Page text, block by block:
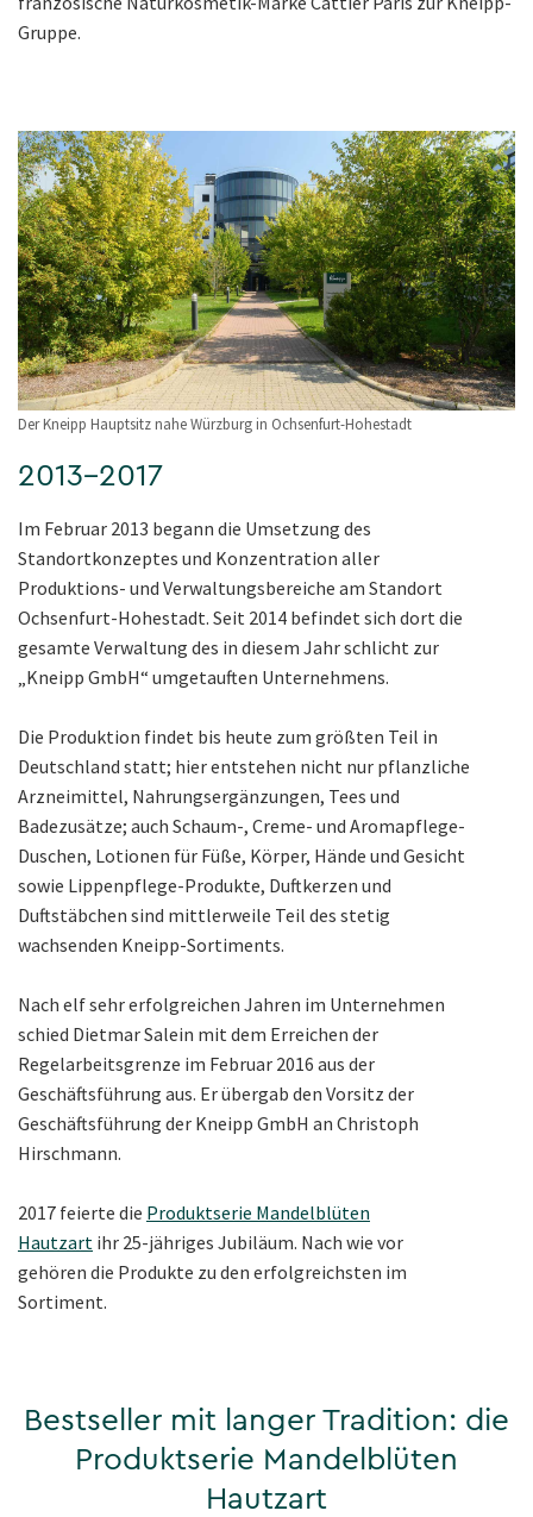
Gruppe.
Der Kneipp Hauptsitz nahe Würzburg in Ochsenfurt-Hohestadt
2013–2017
Im Februar 2013 begann die Umsetzung des
Standortkonzeptes und Konzentration aller
Produktions- und Verwaltungsbereiche am Standort
Ochsenfurt-Hohestadt. Seit 2014 befindet sich dort die
gesamte Verwaltung des in diesem Jahr schlicht zur
„Kneipp GmbH“ umgetauften Unternehmens.
Die Produktion findet bis heute zum größten Teil in
Deutschland statt; hier entstehen nicht nur pflanzliche
Arzneimittel, Nahrungsergänzungen, Tees und
Badezusätze; auch Schaum-, Creme- und Aromapflege-
Duschen, Lotionen für Füße, Körper, Hände und Gesicht
sowie Lippenpflege-Produkte, Duftkerzen und
Duftstäbchen sind mittlerweile Teil des stetig
wachsenden Kneipp-Sortiments.
Nach elf sehr erfolgreichen Jahren im Unternehmen
schied Dietmar Salein mit dem Erreichen der
Regelarbeitsgrenze im Februar 2016 aus der
Geschäftsführung aus. Er übergab den Vorsitz der
Geschäftsführung der Kneipp GmbH an Christoph
Hirschmann.
2017 feierte die Produktserie Mandelblüten
Hautzart ihr 25-jähriges Jubiläum. Nach wie vor
gehören die Produkte zu den erfolgreichsten im
Sortiment.
Bestseller mit langer Tradition: die
Produktserie Mandelblüten
Hautzart